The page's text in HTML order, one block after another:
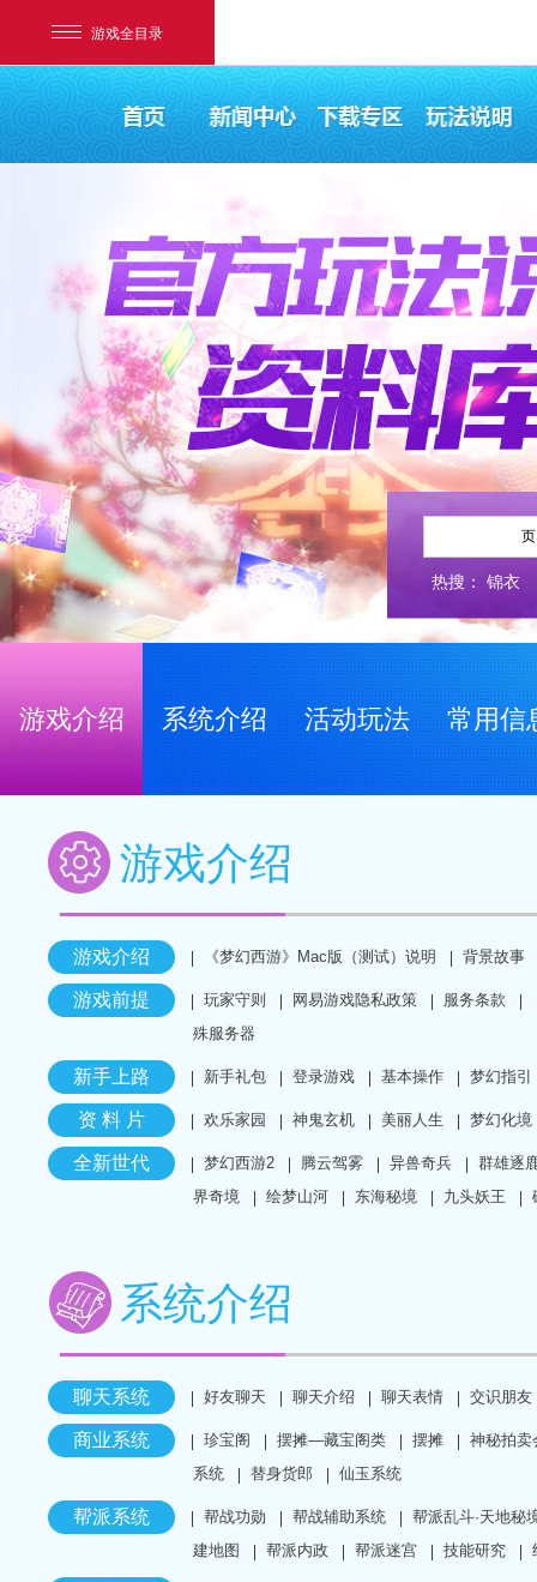
游戏全目录
网易游戏
游戏爱好者
我的足迹： 梦幻西游电脑版
热搜： 锦衣
游戏介绍 系统介绍 活动玩法 常用信
游戏介绍
游戏介绍 《梦幻西游》Mac版（测试）说明 背景故事
游戏前提 玩家守则 网易游戏隐私政策 服务条款
殊服务器
新手上路 新手礼包 登录游戏 基本操作 梦幻指引
资 料 片 欢乐家园 神鬼玄机 美丽人生 梦幻化境
全新世代 梦幻西游2 腾云驾雾 异兽奇兵
群雄逐
界奇境
绘梦山河 东海秘境 九头妖王
系统介绍
聊天系统 好友聊天 聊天介绍 聊天表情 交识朋友
商业系统 珍宝阁 摆摊—藏宝阁类 摆摊
神秘拍卖
系统
替身货郎 仙玉系统
帮派系统 帮战功勋 帮战辅助系统
帮派乱斗·天地秘
建地图
帮派内政 帮派迷宫 技能研究